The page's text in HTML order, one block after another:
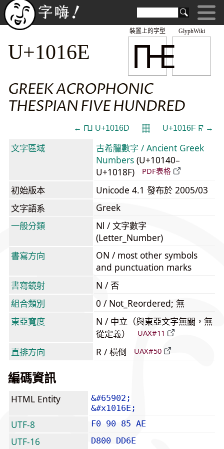
GlyphWiki
𐅮
裝置上的字型
U+1016E
GREEK ACROPHONIC
THESPIAN FIVE HUNDRED
← 𐅭 U+1016D 𝄜 U+1016F 𐅯 →
文字區域
古希臘數字 / Ancient Greek
Numbers (U+10140–
U+1018F)
PDF表格
初始版本
Unicode 4.1 發布於 2005/03
文字語系
Greek
一般分類
Nl / 文字數字
(Letter_Number)
書寫方向
ON / most other symbols
and punctuation marks
書寫鏡射
N / 否
組合類別
0 / Not_Reordered; 無
東亞寬度
N / 中立（與東亞文字無關，無
從定義）
UAX#11
直排方向 R / 橫倒 UAX#50
編碼資訊
HTML Entity
&#65902;
&#x1016E;
UTF-8 F0 90 85 AE
UTF-16 D800 DD6E